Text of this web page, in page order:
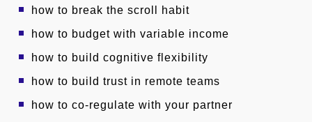
how to break the scroll habit
how to budget with variable income
how to build cognitive flexibility
how to build trust in remote teams
how to co-regulate with your partner